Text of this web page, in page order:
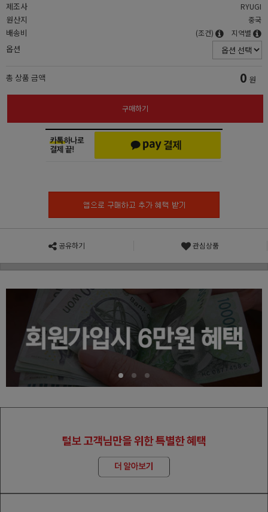
제조사 RYUGI
원산지 중국
배송비 (조건) 지역별
옵션
총 상품 금액 0 원
구매하기
공유하기 관심상품